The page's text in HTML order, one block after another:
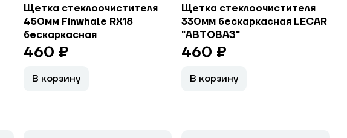
Щетка стеклоочистителя
450мм Finwhale RX18
бескаркасная
460 ₽
В корзину
Щетка стеклоочистителя
330мм бескаркасная LECAR
"АВТОВАЗ"
460 ₽
В корзину